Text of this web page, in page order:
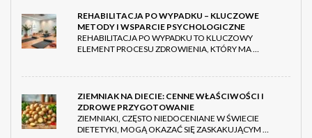
REHABILITACJA PO WYPADKU – KLUCZOWE
METODY I WSPARCIE PSYCHOLOGICZNE
REHABILITACJA PO WYPADKU TO KLUCZOWY
ELEMENT PROCESU ZDROWIENIA, KTÓRY MA …
ZIEMNIAK NA DIECIE: CENNE WŁAŚCIWOŚCI I
ZDROWE PRZYGOTOWANIE
ZIEMNIAKI, CZĘSTO NIEDOCENIANE W ŚWIECIE
DIETETYKI, MOGĄ OKAZAĆ SIĘ ZASKAKUJĄCYM …